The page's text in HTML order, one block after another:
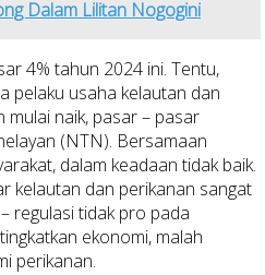
Dalam Lilitan Nogogini
4% tahun 2024 ini. Tentu,
pelaku usaha kelautan dan
mulai naik, pasar – pasar
(NTN). Bersamaan
dalam keadaan tidak baik.
kelautan dan perikanan sangat
regulasi tidak pro pada
ekonomi, malah
perikanan.